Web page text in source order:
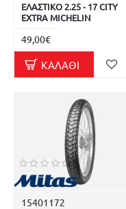
ΕΛΑΣΤΙΚΟ 2.25 - 17 CITY
EXTRA MICHELIN
49,00€
ΚΑΛΆΘΙ
15401172